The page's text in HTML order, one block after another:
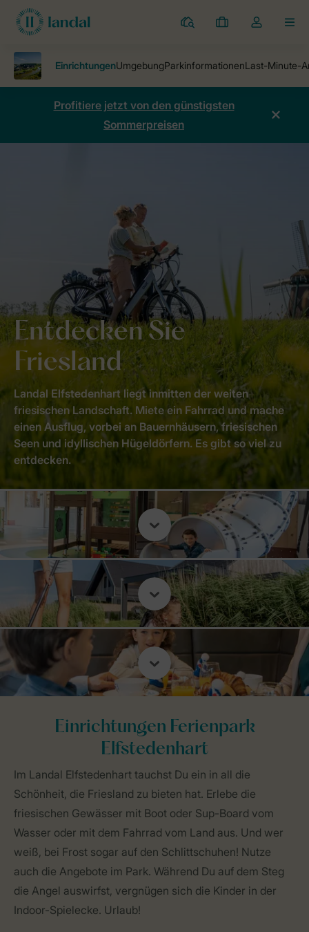
Ferienparks
Meine
Dropdown-
öffnen
Profitiere jetzt von den günstigsten
Sommerpreisen
Entdecken Sie
Friesland
Landal Elfstedenhart liegt inmitten der weiten
friesischen Landschaft. Miete ein Fahrrad und mache
einen Ausflug, vorbei an Bauernhäusern, friesischen
Seen und idyllischen Hügeldörfern. Es gibt so viel zu
entdecken.
Einrichtungen Ferienpark
Elfstedenhart
Im Landal Elfstedenhart tauchst Du ein in all die
Schönheit, die Friesland zu bieten hat. Erlebe die
friesischen Gewässer mit Boot oder Sup-Board vom
Wasser oder mit dem Fahrrad vom Land aus. Und wer
weiß, bei Frost sogar auf den Schlittschuhen! Nutze
auch die Angebote im Park. Während Du auf dem Steg
die Angel auswirfst, vergnügen sich die Kinder in der
Indoor-Spielecke. Urlaub!